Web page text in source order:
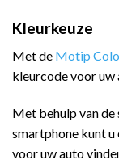
Kleurkeuze
Met de Motip
kleurcode voor uw
Met behulp van
smartphone kunt
voor uw auto